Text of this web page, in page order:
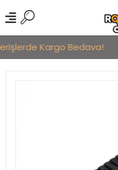
Kargo Bedava!